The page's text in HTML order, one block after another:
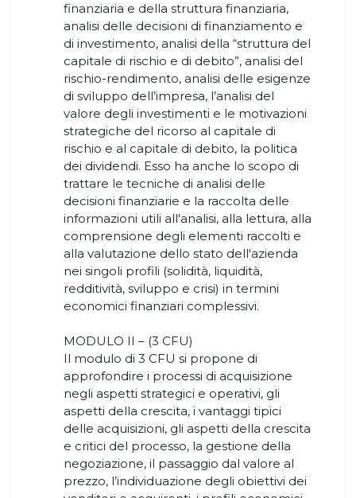
finanziaria e della struttura finanziaria,
analisi delle decisioni di finanziamento e
di investimento, analisi della “struttura del
capitale di rischio e di debito”, analisi del
rischio-rendimento, analisi delle esigenze
di sviluppo dell’impresa, l’analisi del
valore degli investimenti e le motivazioni
strategiche del ricorso al capitale di
rischio e al capitale di debito, la politica
dei dividendi. Esso ha anche lo scopo di
trattare le tecniche di analisi delle
decisioni finanziarie e la raccolta delle
informazioni utili all'analisi, alla lettura, alla
comprensione degli elementi raccolti e
alla valutazione dello stato dell'azienda
nei singoli profili (solidità, liquidità,
redditività, sviluppo e crisi) in termini
economici finanziari complessivi.
MODULO II – (3 CFU)
Il modulo di 3 CFU si propone di
approfondire i processi di acquisizione
negli aspetti strategici e operativi, gli
aspetti della crescita, i vantaggi tipici
delle acquisizioni, gli aspetti della crescita
e critici del processo, la gestione della
negoziazione, il passaggio dal valore al
prezzo, l’individuazione degli obiettivi dei